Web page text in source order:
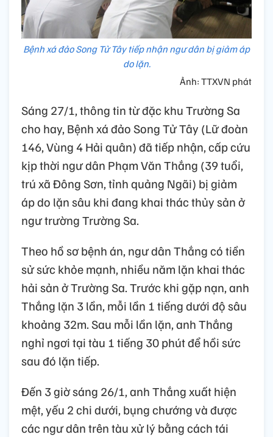
Bệnh xá đảo Song Tử Tây tiếp nhận ngư dân bị giảm áp
do lặn.
Ảnh: TTXVN phát
Sáng 27/1, thông tin từ đặc khu Trường Sa
cho hay, Bệnh xá đảo Song Tử Tây (Lữ đoàn
146, Vùng 4 Hải quân) đã tiếp nhận, cấp cứu
kịp thời ngư dân Phạm Văn Thắng (39 tuổi,
trú xã Đông Sơn, tỉnh quảng Ngãi) bị giảm
áp do lặn sâu khi đang khai thác thủy sản ở
ngư trường Trường Sa.
Theo hồ sơ bệnh án, ngư dân Thắng có tiền
sử sức khỏe mạnh, nhiều năm lặn khai thác
hải sản ở Trường Sa. Trước khi gặp nạn, anh
Thắng lặn 3 lần, mỗi lần 1 tiếng dưới độ sâu
khoảng 32m. Sau mỗi lần lặn, anh Thắng
nghỉ ngơi tại tàu 1 tiếng 30 phút để hồi sức
sau đó lặn tiếp.
Đến 3 giờ sáng 26/1, anh Thắng xuất hiện
mệt, yếu 2 chi dưới, bụng chướng và được
các ngư dân trên tàu xử lý bằng cách tái